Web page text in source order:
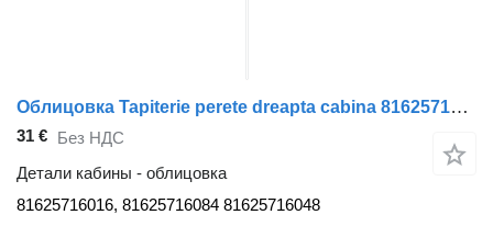
Облицовка Tapiterie perete dreapta cabina 81625716016 для тягача MAN TGS
31 € Без НДС
Детали кабины - облицовка
81625716016, 81625716084 81625716048